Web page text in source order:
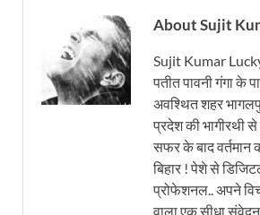
About Sujit
Sujit Kumar
पतीत पावनी गंगा के
अवश्थित शहर
प्रदेश की भागीरथी
सफर के बाद वर्तमान
बिहार ! पेशे से
प्रोफेशनल.. अपने
वाला एक सीधा